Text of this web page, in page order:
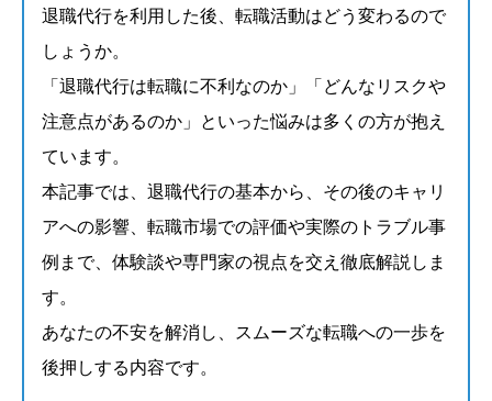
退職代行を利用した後、転職活動はどう変わるので
しょうか。
「退職代行は転職に不利なのか」「どんなリスクや
注意点があるのか」といった悩みは多くの方が抱え
ています。
本記事では、退職代行の基本から、その後のキャリ
アへの影響、転職市場での評価や実際のトラブル事
例まで、体験談や専門家の視点を交え徹底解説しま
す。
あなたの不安を解消し、スムーズな転職への一歩を
後押しする内容です。